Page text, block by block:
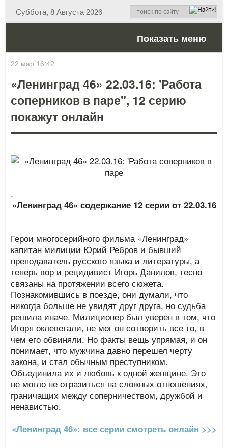
Суббота, 8 Августа 2026
Показать меню
22 мар 16:42
«Ленинград 46» 22.03.16: 'Работа
соперников в паре", 12 серию
покажут онлайн
.
«Ленинград 46» содержание 12 серии от 22.03.16
Герои многосерийного фильма «Ленинград»
капитан милиции Юрий Ребров и бывший
преподаватель русского языка и литературы, а
теперь вор и рецидивист Игорь Данилов, тесно
связаны на протяжении всего сюжета.
Познакомившись в поезде, они думали, что
никогда больше не увидят друг друга, но судьба
решила иначе. Милиционер был уверен в том, что
Игоря оклеветали, не мог он сотворить все то, в
чем его обвиняли. Но факты вещь упрямая, и он
понимает, что мужчина давно перешел черту
закона, и стал обычным преступником.
Объединила их и любовь к одной женщине. Это
не могло не отразиться на сложных отношениях,
граничащих между соперничеством, дружбой и
ненавистью.
«Ленинград 46»: все серии смотреть онлайн >>>